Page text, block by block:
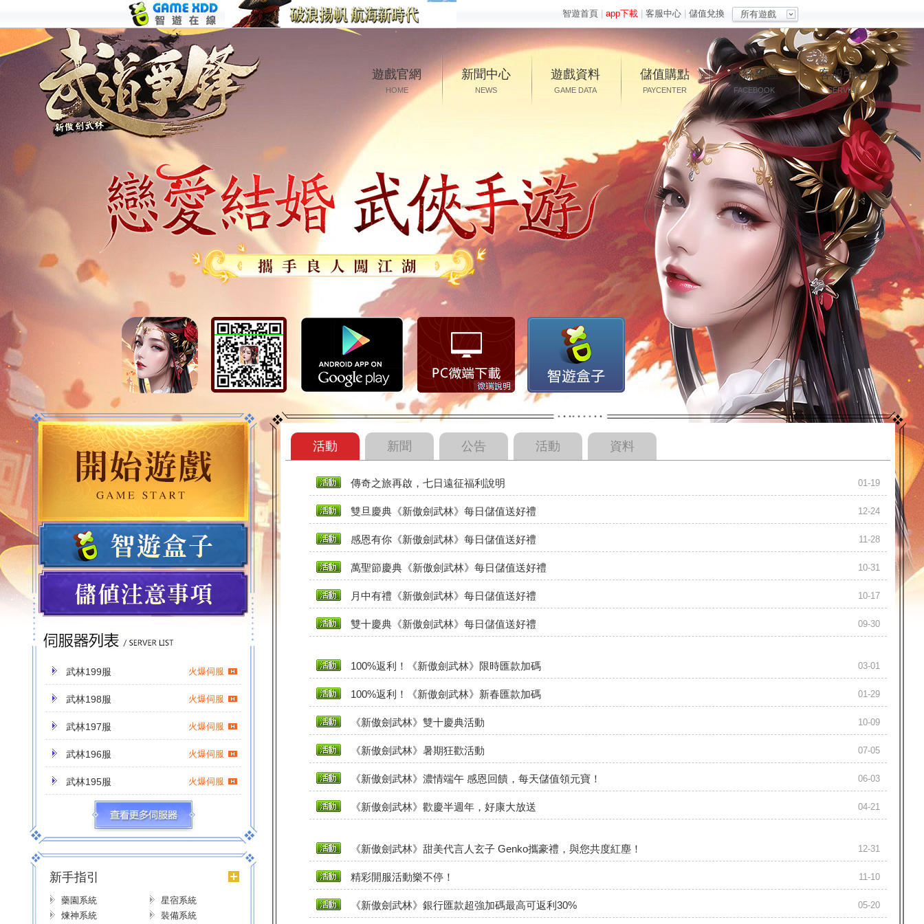
所有遊戲
智遊首頁 app下載 客服中心 儲值兌換
遊戲官網
HOME
新聞中心
NEWS
遊戲資料
GAME DATA
儲值購點
PAYCENTER
粉絲專區
FACEBOOK
客服中心
SERVIDE
武林199服 火爆伺服
武林198服 火爆伺服
武林197服 火爆伺服
武林196服 火爆伺服
武林195服 火爆伺服
武林194服
武林193服 火爆伺服
武林190服 火爆伺服
新手指引
藥園系統
星宿系統
煉神系統
裝備系統
活動 新聞 公告 活動 資料
傳奇之旅再啟，七日遠征福利說明 01-19
雙旦慶典《新傲劍武林》每日儲值送好禮 12-24
感恩有你《新傲劍武林》每日儲值送好禮 11-28
萬聖節慶典《新傲劍武林》每日儲值送好禮 10-31
月中有禮《新傲劍武林》每日儲值送好禮 10-17
雙十慶典《新傲劍武林》每日儲值送好禮 09-30
100%返利！《新傲劍武林》限時匯款加碼 03-01
100%返利！《新傲劍武林》新春匯款加碼 01-29
《新傲劍武林》雙十慶典活動 10-09
《新傲劍武林》暑期狂歡活動 07-05
《新傲劍武林》濃情端午 感恩回饋，每天儲值領元寶！ 06-03
《新傲劍武林》歡慶半週年，好康大放送 04-21
《新傲劍武林》甜美代言人玄子 Genko攜豪禮，與您共度紅塵！ 12-31
精彩開服活動樂不停！ 11-10
《新傲劍武林》銀行匯款超強加碼最高可返利30% 05-20